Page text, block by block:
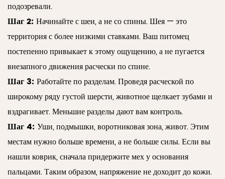
подозревали.
Шаг 2: Начинайте с шеи, а не со спины. Шея — это
территория с более низкими ставками. Ваш питомец
постепенно привыкает к этому ощущению, а не пугается
внезапного движения расчески по спине.
Шаг 3: Работайте по разделам. Проведя расческой по
широкому ряду густой шерсти, животное щелкает зубами и
вздрагивает. Меньшие разделы дают вам контроль.
Шаг 4: Уши, подмышки, воротниковая зона, живот. Этим
местам нужно больше времени, а не больше силы. Если вы
нашли коврик, сначала придержите мех у основания
пальцами. Таким образом, напряжение не доходит до кожи.